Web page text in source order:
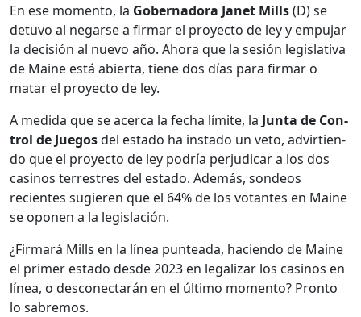
En ese momen­to, la Gob­er­nado­ra Janet Mills(D) se
detu­vo al negarse a fir­mar el proyec­to de ley y empu­jar
la decisión al nue­vo año. Aho­ra que la sesión leg­isla­ti­va
de Maine está abier­ta, tiene dos días para fir­mar o
matar el proyec­to de ley.
A medi­da que se acer­ca la fecha límite, la Jun­ta de Con­
trol de Jue­gosdel esta­do ha insta­do un veto, advir­tien­
do que el proyec­to de ley podría per­ju­dicar a los dos
casi­nos ter­restres del esta­do. Además, son­deos
recientes sug­ieren que el 64% de los votantes en Maine
se opo­nen a la leg­is­lación.
¿Fir­mará Mills en la línea pun­tea­da, hacien­do de Maine
el primer esta­do des­de 2023 en legalizar los casi­nos en
línea, o desconec­tarán en el últi­mo momen­to? Pron­to
lo sabre­mos.